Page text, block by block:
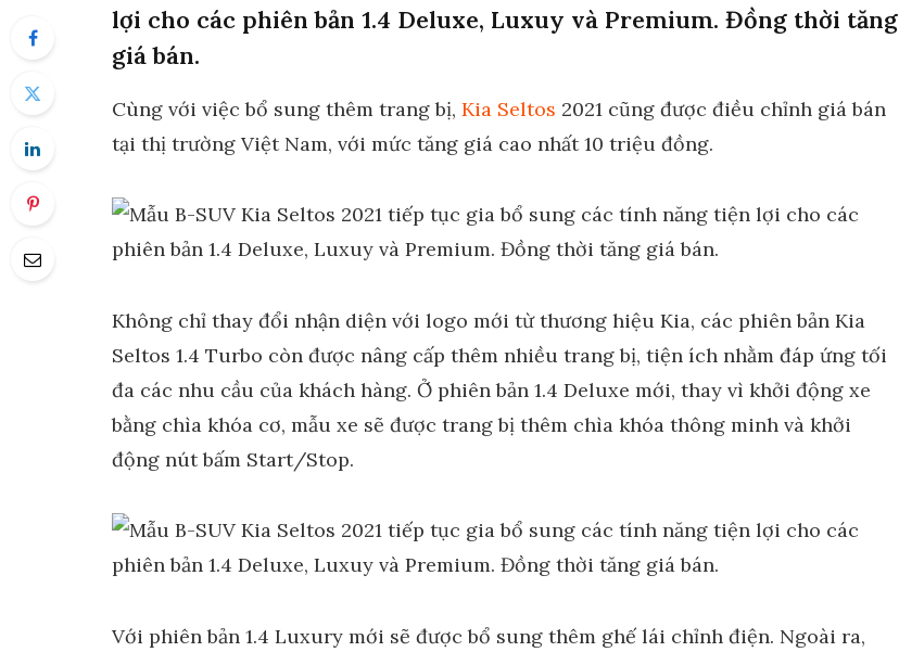
lợi cho các phiên bản 1.4 Deluxe, Luxuy và Premium. Đồng thời tăng
giá bán.
Cùng với việc bổ sung thêm trang bị, Kia Seltos 2021 cũng được điều chỉnh giá bán
tại thị trường Việt Nam, với mức tăng giá cao nhất 10 triệu đồng.
Không chỉ thay đổi nhận diện với logo mới từ thương hiệu Kia, các phiên bản Kia
Seltos 1.4 Turbo còn được nâng cấp thêm nhiều trang bị, tiện ích nhằm đáp ứng tối
đa các nhu cầu của khách hàng. Ở phiên bản 1.4 Deluxe mới, thay vì khởi động xe
bằng chìa khóa cơ, mẫu xe sẽ được trang bị thêm chìa khóa thông minh và khởi
động nút bấm Start/Stop.
Với phiên bản 1.4 Luxury mới sẽ được bổ sung thêm ghế lái chỉnh điện. Ngoài ra,